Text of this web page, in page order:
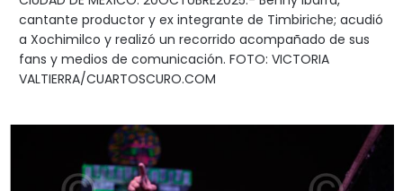
cantante productor y ex integrante de Timbiriche; acudió
a Xochimilco y realizó un recorrido acompañado de sus
fans y medios de comunicación. FOTO: VICTORIA
VALTIERRA/CUARTOSCURO.COM